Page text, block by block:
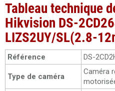
Tableau technique
Hikvision DS-
LIZS2UY/SL(2.8-
Référence DS-
Type de caméra
Caméra